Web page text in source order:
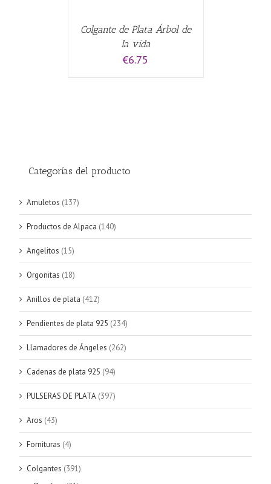
Colgante de Plata Árbol de
la vida
€6.75
Categorías del producto
Amuletos (137)
Productos de Alpaca (140)
Angelitos (15)
Orgonitas (18)
Anillos de plata (412)
Pendientes de plata 925 (234)
Llamadores de Ángeles (262)
Cadenas de plata 925 (94)
PULSERAS DE PLATA (397)
Aros (43)
Fornituras (4)
Colgantes (391)